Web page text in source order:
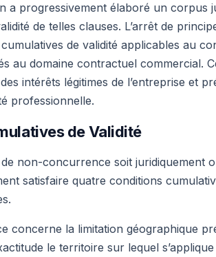
a progressivement élaboré un corpus
de telles clauses. L’arrêt de
de validité applicables au
au domaine contractuel commercial.
intérêts légitimes de l’entreprise et
professionnelle.
de Validité
non-concurrence soit juridiquement
satisfaire quatre conditions
concerne la limitation géographique
le territoire sur lequel